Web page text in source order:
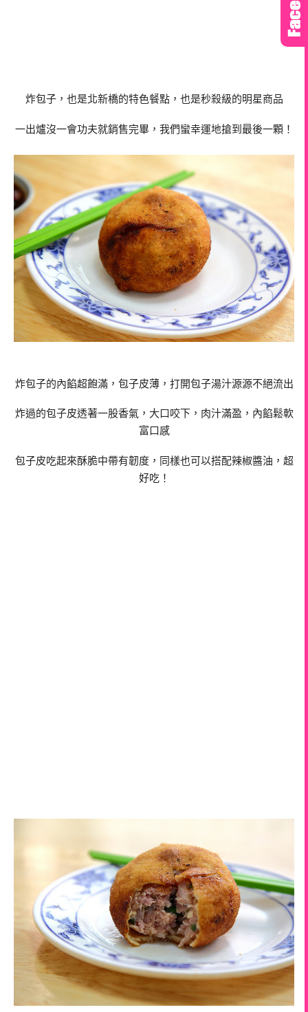
炸包子，也是北新橋的特色餐點，也是秒殺級的明星商品
一出爐沒一會功夫就銷售完畢，我們蠻幸運地搶到最後一顆！
炸包子的內餡超飽滿，包子皮薄，打開包子湯汁源源不絕流出
炸過的包子皮透著一股香氣，大口咬下，肉汁滿盈，內餡鬆軟
富口感
包子皮吃起來酥脆中帶有韌度，同樣也可以搭配辣椒醬油，超
好吃！